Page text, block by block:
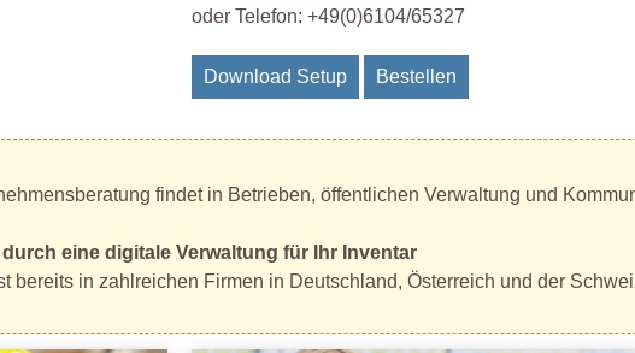
oder Telefon: +49(0)6104/65327
Download Setup Bestellen
findet in Betrieben, öffentlichen Verwaltung und
eine digitale Verwaltung für Ihr Inventar
bereits in zahlreichen Firmen in Deutschland, Österreich und der